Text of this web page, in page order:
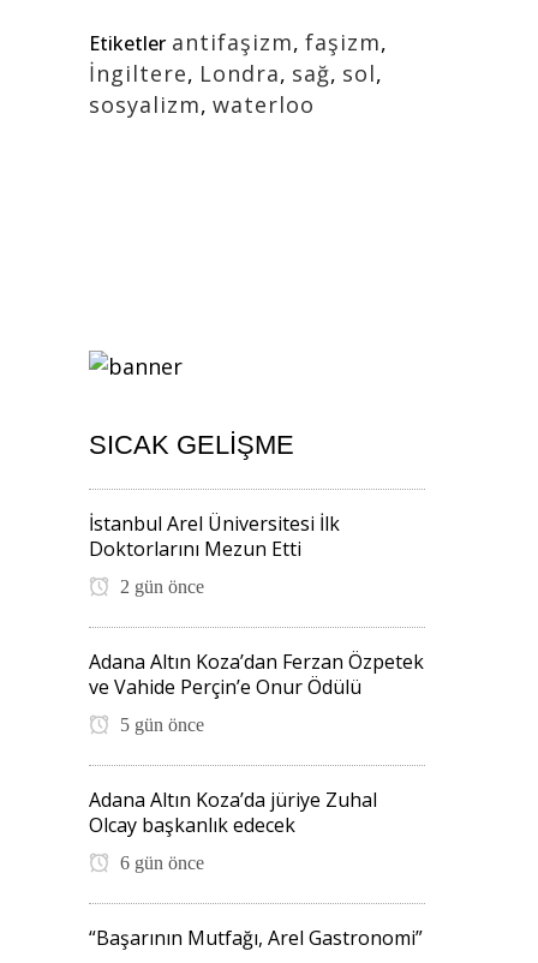
Etiketler antifaşizm, faşizm,
İngiltere, Londra, sağ, sol,
sosyalizm, waterloo
SICAK GELIŞME
İstanbul Arel Üniversitesi İlk
Doktorlarını Mezun Etti
2 gün önce
Adana Altın Koza’dan Ferzan Özpetek
ve Vahide Perçin’e Onur Ödülü
5 gün önce
Adana Altın Koza’da jüriye Zuhal
Olcay başkanlık edecek
6 gün önce
“Başarının Mutfağı, Arel Gastronomi”